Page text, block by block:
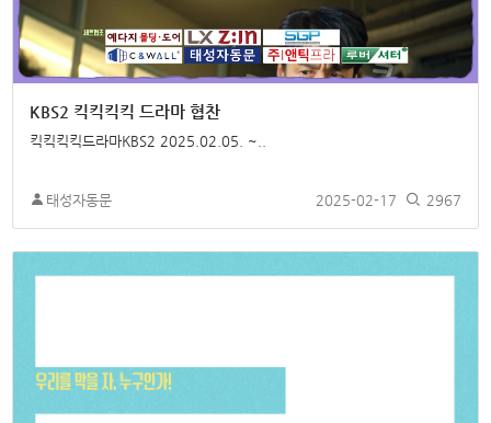
KBS2 킥킥킥킥 드라마 협찬
킥킥킥킥드라마KBS2 2025.02.05. ~..
태성자동문 2025-02-17 2967